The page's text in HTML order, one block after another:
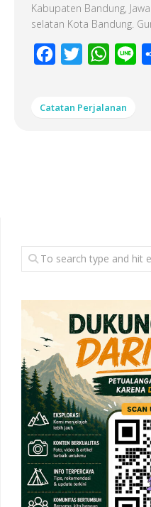
Kabupaten Bandung,
selatan Kota Bandung.
Facebook
Twitter
Catatan Perjalanan